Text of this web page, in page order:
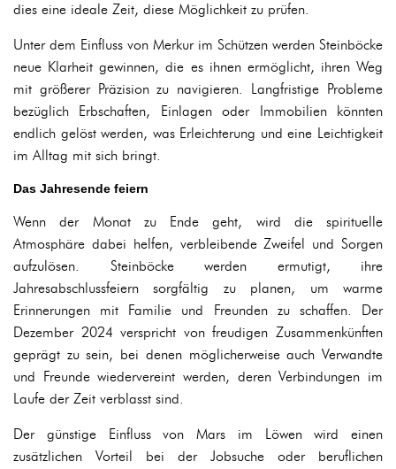
dies eine ideale Zeit, diese Möglichkeit zu prüfen.
Unter dem Einfluss von Merkur im Schützen werden Steinböcke
neue Klarheit gewinnen, die es ihnen ermöglicht, ihren Weg
mit größerer Präzision zu navigieren. Langfristige Probleme
bezüglich Erbschaften, Einlagen oder Immobilien könnten
endlich gelöst werden, was Erleichterung und eine Leichtigkeit
im Alltag mit sich bringt.
Das Jahresende feiern
Wenn der Monat zu Ende geht, wird die spirituelle
Atmosphäre dabei helfen, verbleibende Zweifel und Sorgen
aufzulösen. Steinböcke werden ermutigt, ihre
Jahresabschlussfeiern sorgfältig zu planen, um warme
Erinnerungen mit Familie und Freunden zu schaffen. Der
Dezember 2024 verspricht von freudigen Zusammenkünften
geprägt zu sein, bei denen möglicherweise auch Verwandte
und Freunde wiedervereint werden, deren Verbindungen im
Laufe der Zeit verblasst sind.
Der günstige Einfluss von Mars im Löwen wird einen
zusätzlichen Vorteil bei der Jobsuche oder beruflichen